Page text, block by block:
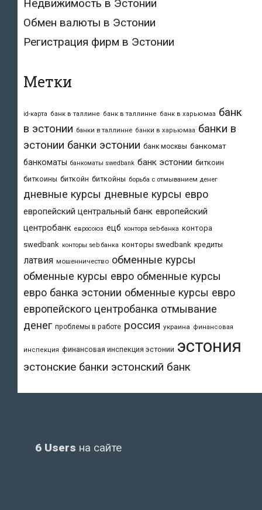
Недвижимость в Эстонии
Обмен валюты в Эстонии
Регистрация фирм в Эстонии
Метки
id-карта банк в таллине банк в таллинне банк в харьюмаа банк
в эстонии банки в таллинне банки в харьюмаа банки в
эстонии банки эстонии банк москвы банкомат
банкоматы банкоматы swedbank банк эстонии биткоин
биткоины биткойн биткойны борьба с отмыванием денег
дневные курсы дневные курсы евро
европейский центральный банк европейский
центробанк евросоюз ецб контора seb-банка контора
swedbank конторы seb банка конторы swedbank кредиты
латвия мошенничество обменные курсы
обменные курсы евро обменные курсы
евро банка эстонии обменные курсы евро
европейского центробанка отмывание
денег проблемы в работе россия украина финансовая
инспекция финансовая инспекция эстонии эстония
эстонские банки эстонский банк
6 Users на сайте